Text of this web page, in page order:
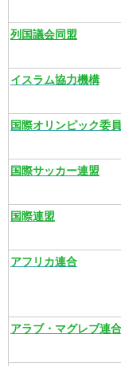
列国議会同盟
イスラム協力機構
国際オリンピック委
国際サッカー連盟
国際連盟
アフリカ連合
アラブ・マグレブ連合